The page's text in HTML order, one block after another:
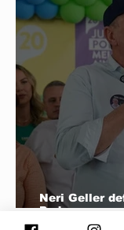
Neri Geller
Podemos
entrou na